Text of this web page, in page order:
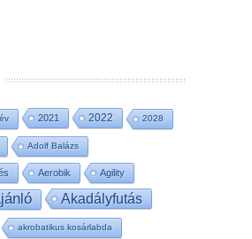
2021 2022 2028
Adolf Balázs
Aerobik Agility
Akadályfutás
akrobatikus kosárlabda